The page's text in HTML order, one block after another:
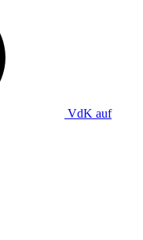
VdK auf